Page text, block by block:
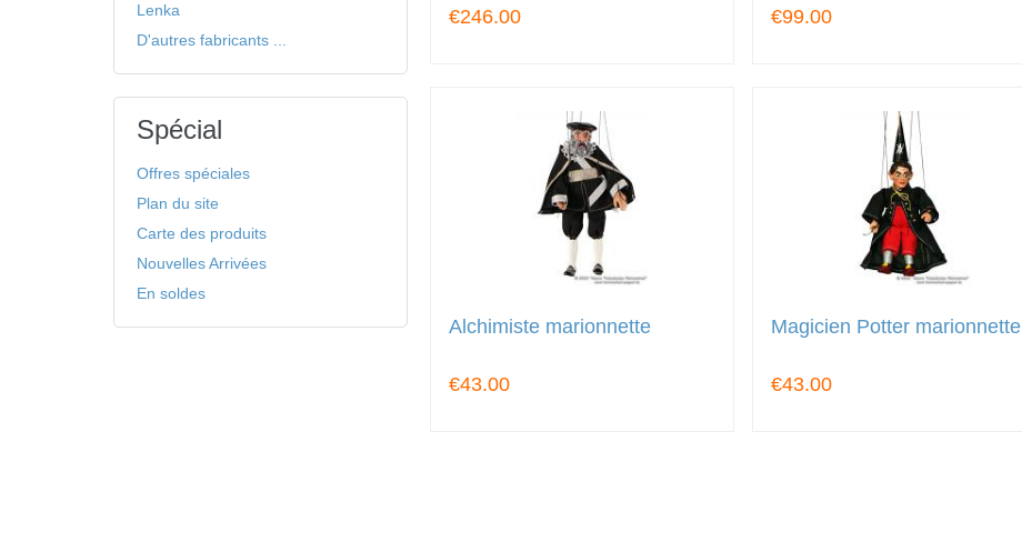
€246.00 €99.00
Alchimiste marionnette
€43.00
Magicien Potter marionnette
€43.00
Lenka
D'autres fabricants ...
Spécial
Offres spéciales
Plan du site
Carte des produits
Nouvelles Arrivées
En soldes